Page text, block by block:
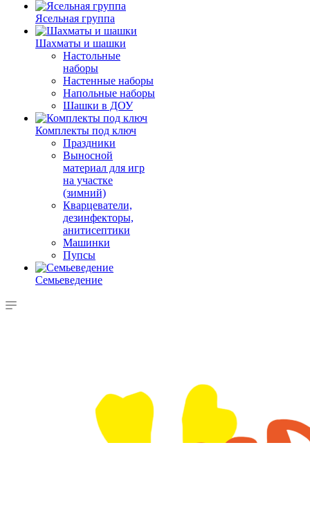
Ясельная группа
Шахматы и шашки
Настольные
наборы
Настенные наборы
Напольные наборы
Шашки в ДОУ
Комплекты под ключ
Праздники
Выносной
материал для игр
на участке
(зимний)
Кварцеватели,
дезинфекторы,
анитисептики
Машинки
Пупсы
Семьеведение